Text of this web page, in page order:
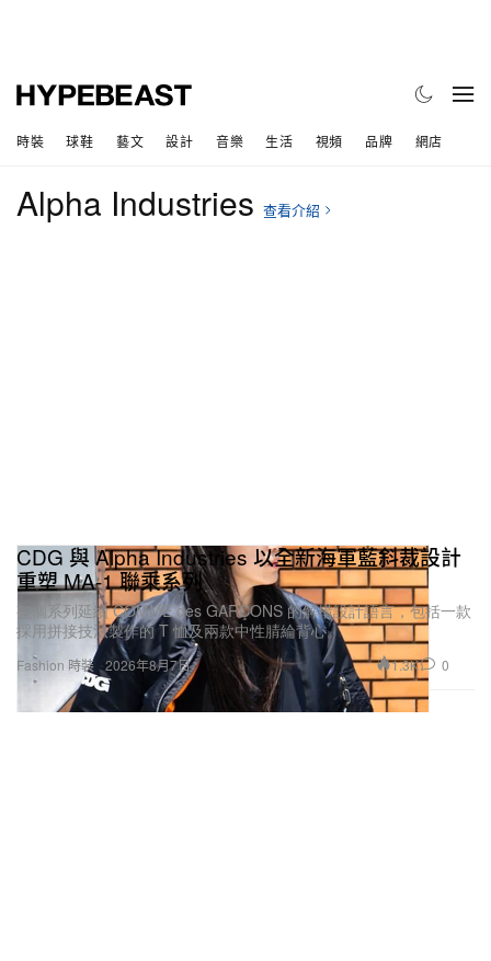
時裝 球鞋 藝文 設計 音樂 生活 視頻 品牌 網店
Alpha Industries 查看介紹
Fashion 時裝
CDG 與 Alpha Industries 以全新海軍藍斜裁設計
重塑 MA-1 聯乘系列
整個系列延續 COMME des GARÇONS 的解構設計語言，包括一款
採用拼接技法製作的 T 恤及兩款中性腈綸背心。
2026年8月7日 1.3K 0